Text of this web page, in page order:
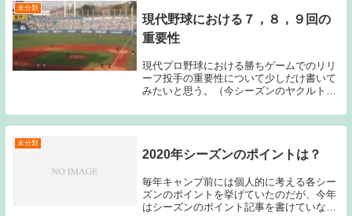
未分類
現代野球における７，８，９回の
重要性
現代プロ野球における勝ちゲームでのリリ
ーフ投手の重要性について少しだけ書いて
みたいと思う。（今シーズンのヤクルトは
る。）現代プロ野球においてこの７，８，
９回に投げる投手の重要性は非常に高いも
未分類
2020年シーズンのポイントは？
毎年キャンプ前には個人的に考える各シー
ズンのポイントを挙げていたのだが、今年
はシーズンのポイント記事を書けていなか